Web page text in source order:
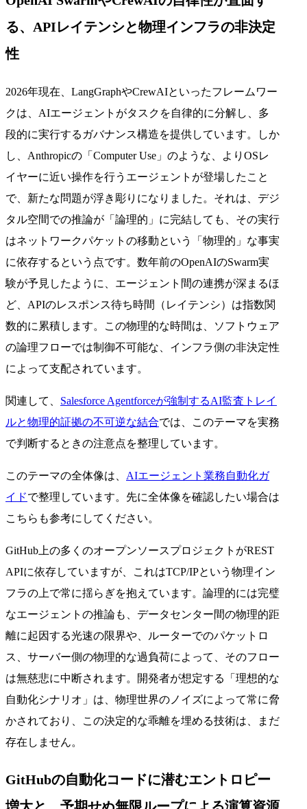
る、APIレイテンシと物理インフラの非決定
性
2026年現在、LangGraphやCrewAIといったフレームワー
クは、AIエージェントがタスクを自律的に分解し、多
段的に実行するガバナンス構造を提供しています。しか
し、Anthropicの「Computer Use」のような、よりOSレ
イヤーに近い操作を行うエージェントが登場したこと
で、新たな問題が浮き彫りになりました。それは、デジ
タル空間での推論が「論理的」に完結しても、その実行
はネットワークパケットの移動という「物理的」な事実
に依存するという点です。数年前のOpenAIのSwarm実
験が予見したように、エージェント間の連携が深まるほ
ど、APIのレスポンス待ち時間（レイテンシ）は指数関
数的に累積します。この物理的な時間は、ソフトウェア
の論理フローでは制御不可能な、インフラ側の非決定性
によって支配されています。
関連して、 Salesforce Agentforceが強制するAI監査トレイ
ルと物理的証拠の不可逆な結合では、このテーマを実務
で判断するときの注意点を整理しています。
このテーマの全体像は、 AIエージェント業務自動化ガ
イドで整理しています。先に全体像を確認したい場合は
こちらも参考にしてください。
GitHub上の多くのオープンソースプロジェクトがREST
APIに依存していますが、これはTCP/IPという物理イン
フラの上で常に揺らぎを抱えています。論理的には完璧
なエージェントの推論も、データセンター間の物理的距
離に起因する光速の限界や、ルーターでのパケットロ
ス、サーバー側の物理的な過負荷によって、そのフロー
は無慈悲に中断されます。開発者が想定する「理想的な
自動化シナリオ」は、物理世界のノイズによって常に脅
かされており、この決定的な乖離を埋める技術は、まだ
存在しません。
GitHubの自動化コードに潜むエントロピー